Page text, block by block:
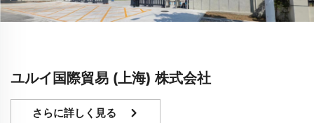
ユルイ国際貿易 (上海) 株式会社
さらに詳しく見る